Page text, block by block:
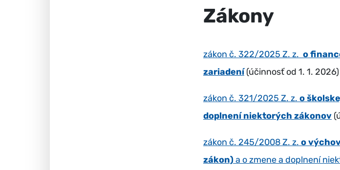
Zákony
zákon č. 322/2025 Z. z. o
zariadení(účinnosť od 1. 1. 2026)
zákon č. 321/2025 Z. z. o
doplnení niektorých zákonov
zákon č. 245/2008 Z. z. o
zákon)a o zmene a doplnení